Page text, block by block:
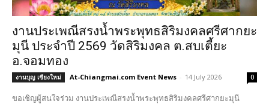
งานประเพณีสรงน้ำพระพุทธสิริมงคลศรีศากยะ
มุนี ประจำปี 2569 วัดสิริมงคล ต.สบเตี้ยะ
อ.จอมทอง
งานบุญ เชียงใหม่ At-Chiangmai.com Event News - 14 July 2026 0
ขอเชิญผู้สนใจร่วม งานประเพณีสรงน้ำพระพุทธสิริมงคลศรีศากยะมุนี